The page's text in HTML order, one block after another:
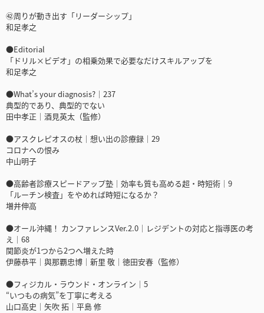
㊷周りが動き出す「リーダーシップ」
和足孝之
●Editorial
「ドリル×ビデオ」の相乗効果で必要なだけスキルアップを
和足孝之
●What’s your diagnosis?｜237
典型的であり、典型的でない
田中孝正｜酒見英太（監修）
●アスクレピオスの杖｜想い出の診療録｜29
コロナへの恨み
中山明子
●高齢者診療スピードアップ塾｜効率も質も高める超・時短術｜9
「ルーチン検査」をやめれば時短になるか？
増井伸高
●オール沖縄！ カンファレンスVer.2.0｜レジデントの対応と指導医の考
え｜68
関節炎が1つから2つへ増えた時
伊藤恭平｜與那覇忠博｜新里 敬｜徳田安春（監修）
●フィジカル・ラウンド・オンライン｜5
“いつもの病気”を丁寧に考える
山口高史｜矢吹 拓｜平島 修